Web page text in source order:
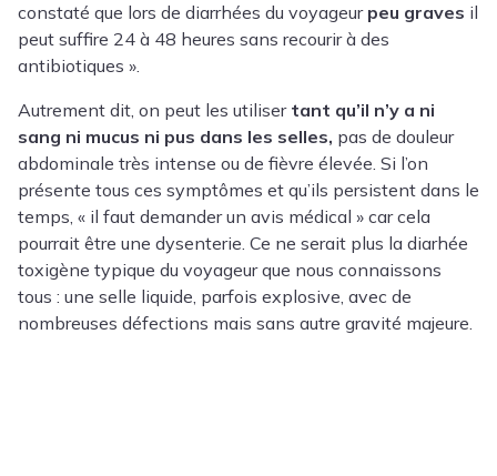
constaté que lors de diarrhées du voyageurpeu graves il
peut suffire 24 à 48 heures sans recourir à des
antibiotiques ».
Autrement dit, on peut les utilisertant qu’il n’y a ni
sang ni mucus ni pus dans les selles, pas de douleur
abdominale très intense ou de fièvre élevée. Si l’on
présente tous ces symptômes et qu’ils persistent dans le
temps, « il faut demander un avis médical » car cela
pourrait être une dysenterie. Ce ne serait plus la diarhée
toxigène typique du voyageur que nous connaissons
tous : une selle liquide, parfois explosive, avec de
nombreuses défections mais sans autre gravité majeure.